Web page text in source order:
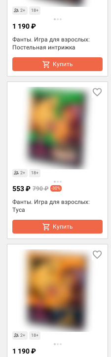
2+ 18+
Фанты. Игра для взрослых:
Постельная интрижка
1 190 ₽
Купить
Товары для взрослых
2+ 18+
Фанты. Игра для взрослых:
Туса
553 ₽ 790 ₽ -30%
Купить
Товары для взрослых
2+ 18+
1 190 ₽